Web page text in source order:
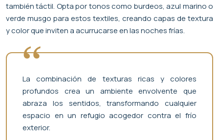
también táctil. Opta por tonos como burdeos, azul marino o
verde musgo para estos textiles, creando capas de textura
y color que inviten a acurrucarse en las noches frías.
La combinación de texturas ricas y colores
profundos crea un ambiente envolvente que
abraza los sentidos, transformando cualquier
espacio en un refugio acogedor contra el frío
exterior.